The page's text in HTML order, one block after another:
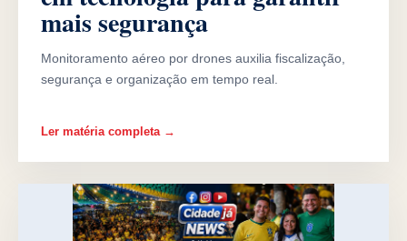
mais segurança
Monitoramento aéreo por drones auxilia fiscalização,
segurança e organização em tempo real.
Ler matéria completa →